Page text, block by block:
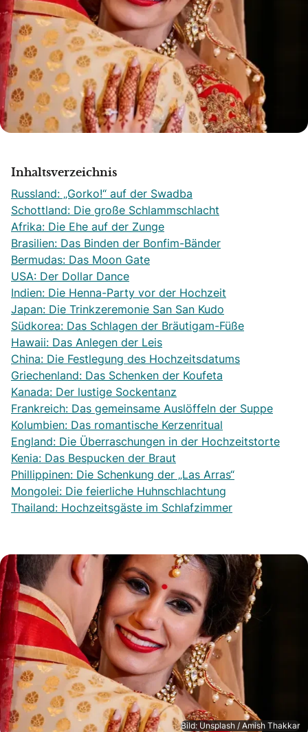
Inhaltsverzeichnis
Russland: „Gorko!“ auf der Swadba
Schottland: Die große Schlammschlacht
Afrika: Die Ehe auf der Zunge
Brasilien: Das Binden der Bonfim-Bänder
Bermudas: Das Moon Gate
USA: Der Dollar Dance
Indien: Die Henna-Party vor der Hochzeit
Japan: Die Trinkzeremonie San San Kudo
Südkorea: Das Schlagen der Bräutigam-Füße
Hawaii: Das Anlegen der Leis
China: Die Festlegung des Hochzeitsdatums
Griechenland: Das Schenken der Koufeta
Kanada: Der lustige Sockentanz
Frankreich: Das gemeinsame Auslöffeln der Suppe
Kolumbien: Das romantische Kerzenritual
England: Die Überraschungen in der Hochzeitstorte
Kenia: Das Bespucken der Braut
Phillippinen: Die Schenkung der „Las Arras“
Mongolei: Die feierliche Huhnschlachtung
Thailand: Hochzeitsgäste im Schlafzimmer
Bild: Unsplash / Amish Thakkar